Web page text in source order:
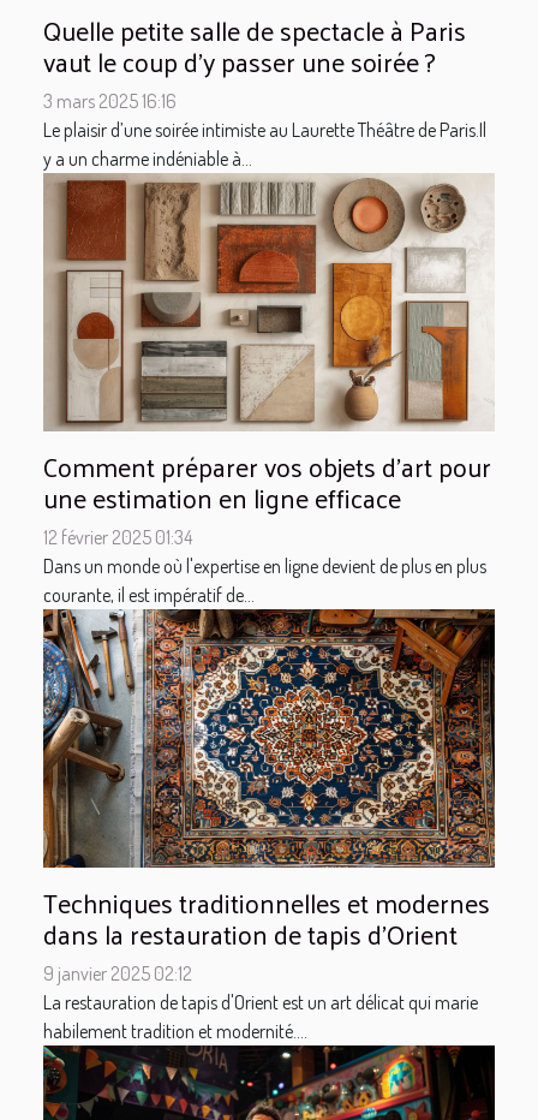
Quelle petite salle de spectacle à Paris
vaut le coup d'y passer une soirée ?
3 mars 2025 16:16
Le plaisir d’une soirée intimiste au Laurette Théâtre de Paris.Il
y a un charme indéniable à...
Comment préparer vos objets d'art pour
une estimation en ligne efficace
12 février 2025 01:34
Dans un monde où l'expertise en ligne devient de plus en plus
courante, il est impératif de...
Techniques traditionnelles et modernes
dans la restauration de tapis d'Orient
9 janvier 2025 02:12
La restauration de tapis d'Orient est un art délicat qui marie
habilement tradition et modernité....